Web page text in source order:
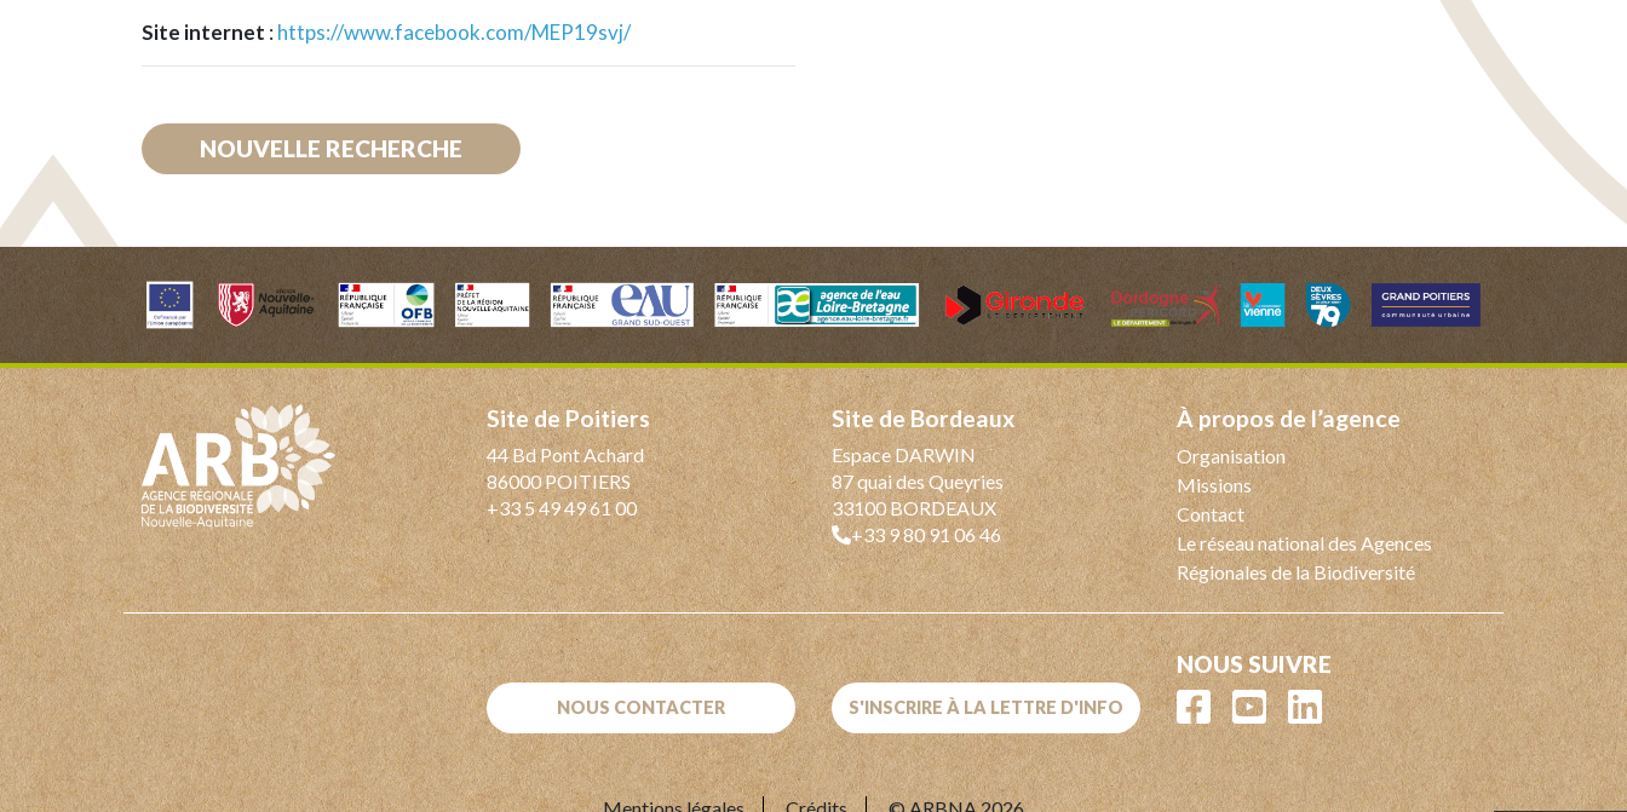
Site internet : https://www.facebook.com/MEP19svj/
NOUVELLE RECHERCHE
Site de Poitiers
44 Bd Pont Achard
86000 POITIERS
+33 5 49 49 61 00
Site de Bordeaux
Espace DARWIN
87 quai des Queyries
33100 BORDEAUX
+33 9 80 91 06 46
à propos de l’agence
Organisation
Missions
Contact
Le réseau national des Agences
Régionales de la Biodiversité
NOUS CONTACTER S'INSCRIRE À LA LETTRE D'INFO
NOUS SUIVRE